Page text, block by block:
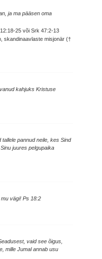
ja ma pääsen oma
25 või Srk 47:2-13
skandinaavlaste misjonär (†
kahjuks Kristuse
tallele pannud neile, kes Sind
juures pelgupaika
vägi! Ps 18:2
vaid see õigus,
mille Jumal annab usu